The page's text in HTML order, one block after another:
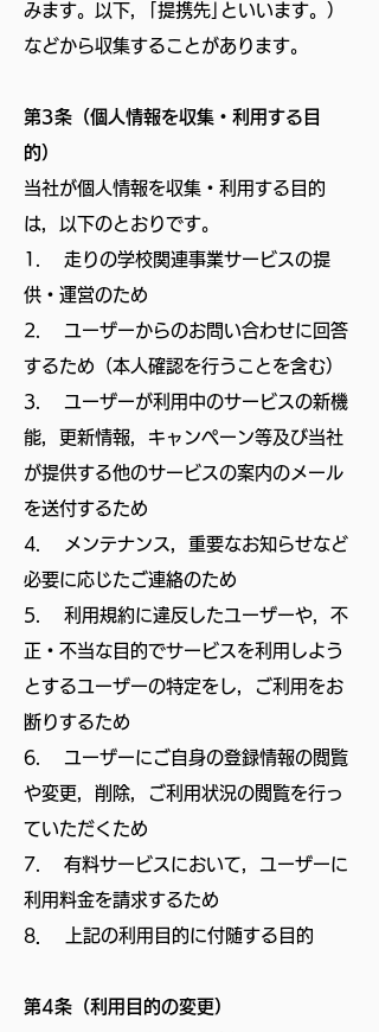
みます。以下，｢提携先｣といいます。）
などから収集することがあります。
第3条（個人情報を収集・利用する目
的）
当社が個人情報を収集・利用する目的
は，以下のとおりです。
1. 走りの学校関連事業サービスの提
供・運営のため
2. ユーザーからのお問い合わせに回答
するため（本人確認を行うことを含む）
3. ユーザーが利用中のサービスの新機
能，更新情報，キャンペーン等及び当社
が提供する他のサービスの案内のメール
を送付するため
4. メンテナンス，重要なお知らせなど
必要に応じたご連絡のため
5. 利用規約に違反したユーザーや，不
正・不当な目的でサービスを利用しよう
とするユーザーの特定をし，ご利用をお
断りするため
6. ユーザーにご自身の登録情報の閲覧
や変更，削除，ご利用状況の閲覧を行っ
ていただくため
7. 有料サービスにおいて，ユーザーに
利用料金を請求するため
8． 上記の利用目的に付随する目的
第4条（利用目的の変更）